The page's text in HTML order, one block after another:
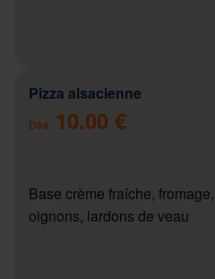
Pizza alsacienne
Dès 10.00 €
Base crème fraîche,
oignons, lardons de veau